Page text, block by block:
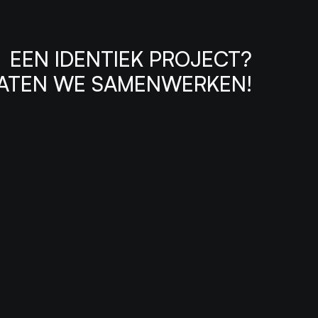
EEN IDENTIEK PROJECT?
WE SAMENWERKEN!